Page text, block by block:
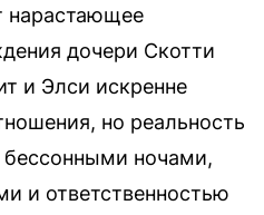
нарастающее
дочери Скотти
и Элси искренне
но реальность
ночами,
и ответственностью